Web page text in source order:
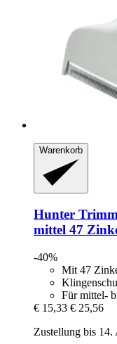
Warenkorb
Hunter
mittel 47
-40%
Mit 47
Für mittel-
€ 15,33 € 25,56
Zustellung bis 14.